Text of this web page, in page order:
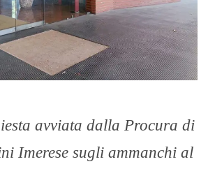
avviata dalla Procura di
Imerese sugli ammanchi al